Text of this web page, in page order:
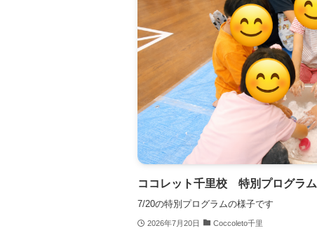
ココレット千里校 特別プログラム
7/20の特別プログラムの様子です
2026年7月20日 Coccoleto千里